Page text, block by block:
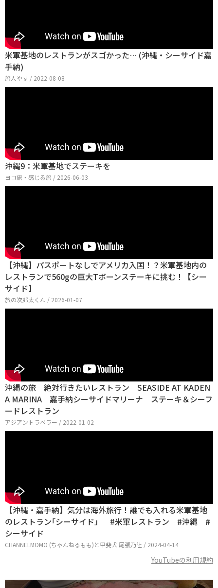
米軍基地のレストランがスゴかった… (沖縄・シーサイド嘉
手納)
旅人やす / 2022-08-08
沖縄9：米軍基地でステーキを
ヨコ旅・感じる旅 / 2026-06-03
【沖縄】パスポートなしでアメリカ入国！？米軍基地内の
レストランで560gの巨大Tボーンステーキに挑む！【シー
サイド】
旅の次郎太くん / 2026-01-07
沖縄の旅 絶対行きたいレストラン SEASIDE AT KADEN
A MARINA 嘉手納シーサイドマリーナ ステーキ＆シーフ
ードレストラン
アジアントラベラー / 2022-01-02
【沖縄・嘉手納】気分は海外旅行！誰でも入れる米軍基地
のレストラン｢シーサイド」 #米軍レストラン #沖縄 #
シーサイド
CHANNELMOMO (ちゃんねるもも)と甲斐犬 尾張乃陸 / 2024-04-14
YouTubeの利用規約